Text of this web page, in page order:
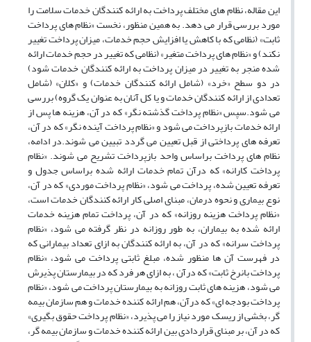
این مقاله، نظام های مختلف پرداخت به ارائه کنندگان خدمات سلامت را
مورد بررسی قرار می دهد. به همین منظور، نخست «نظام های پرداخت
ثابت» (نظامی که با کاهش یا افزایش حجم خدمات، میزان پرداخت تغییر
نکند) و «نظام های پرداخت متغیر» (نظامی که تغییر در حجم خدمات ارائه
شده منجر به تغییر در میزان پرداخت به ارائه کنندگان خدمات شود)
در دو سطح «خرد» (شامل ارائه کنندگان خدمات) و «کلان» (شامل
تعدادی از ارائه کنندگان خدمات و یا کل آنان به عنوان یک گروه) بررسی
می شود.سپس «نظام پرداخت گذشته نگر» که در آن، هزینه ها پس از
ارائه خدمات بازپرداخت می شود و «نظام پرداخت آینده نگر» که در آن،
تعرفه های پرداختی از قبل تعیین می گردد تبیین می شوند.در ادامه،
نظام های پرداخت براساس واحد بازپرداخت تشریح می شوند. «نظام
پرداخت کارانه» که درآن تمام خدمات ارائه شده براساس جدول و
تعرفه تعیین شده، پرداخت می شود، «نظام پرداخت موردی» که در آن،
نوع بیماری و نحوه درمان، مبنای اصلی کار ارائه کنندگان خدمات است،
«نظام پرداخت هزینه روزانه» که در آن، پرداخت تمام هزینه خدمات
ارائه شده به بیماران، به طور روزانه در نظر گرفته می شود، «نظام
پرداخت سرانه» که در آن، به ارائه کنندگان به ازای تعداد بیمارانی که
در فهرست آن ها منظور شده، مبلغ ثابتی پرداخت می شود، «نظام
پرداخت بانرخ ثابت» که درآن ، به ازای هر فرد که در بیمارستان پذیرش
می شود، هزینه های ثابت روزانه به بیمارستان پرداخت می شود، «نظام
پرداخت بودجه ای» که درآن، هم ارائه کننده خدمات و هم سازمان بیمه
گر، بخشی از ریسک مورد نیاز را می پذیرد، «نظام پرداخت حقوق بگیری»
که در آن، بر مبنای قراردادی بین ارائه کننده خدمات و سازمان بیمه گر،